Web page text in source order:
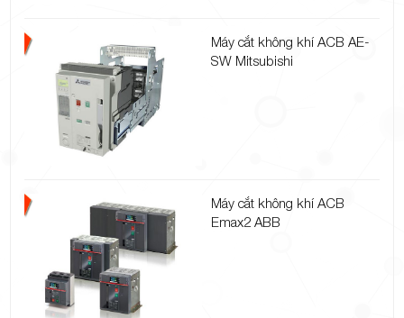
Máy cắt không khí ACB AE-
SW Mitsubishi
Máy cắt không khí ACB
Emax2 ABB